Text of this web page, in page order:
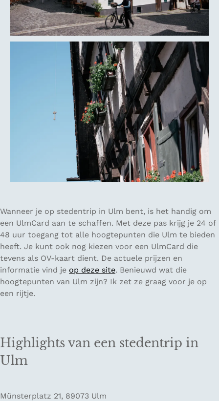
Wanneer je op stedentrip in Ulm bent, is het handig om
een UlmCard aan te schaffen. Met deze pas krijg je 24 of
48 uur toegang tot alle hoogtepunten die Ulm te bieden
heeft. Je kunt ook nog kiezen voor een UlmCard die
tevens als OV-kaart dient. De actuele prijzen en
informatie vind je op deze site. Benieuwd wat die
hoogtepunten van Ulm zijn? Ik zet ze graag voor je op
een rijtje.
Highlights van een stedentrip in
Ulm
Münsterplatz 21, 89073 Ulm